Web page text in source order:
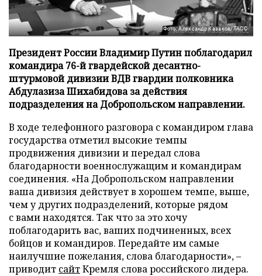
Фото: Александр Казаков/ТАСС
Президент России Владимир Путин поблагодарил
командира 76-й гвардейской десантно-
штурмовой дивизии ВДВ гвардии полковника
Абдулазиза Шихабидова за действия
подразделения на Добропольском направлении.
В ходе телефонного разговора с командиром глава
государства отметил высокие темпы
продвижения дивизии и передал слова
благодарности военнослужащим и командирам
соединения. «На Добропольском направлении
ваша дивизия действует в хорошем темпе, выше,
чем у других подразделений, которые рядом
с вами находятся. Так что за это хочу
поблагодарить вас, ваших подчиненных, всех
бойцов и командиров. Передайте им самые
наилучшие пожелания, слова благодарности», –
приводит сайтКремля слова российского лидера.